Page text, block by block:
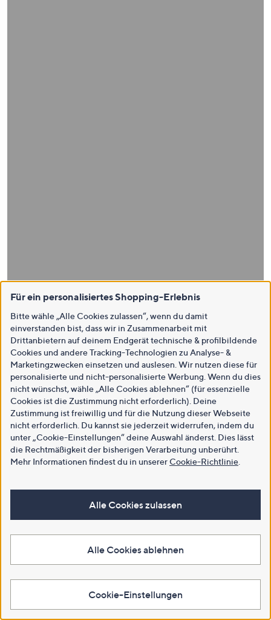
Für ein personalisiertes Shopping-Erlebnis
Bitte wähle „Alle Cookies zulassen“, wenn du damit
einverstanden bist, dass wir in Zusammenarbeit mit
Drittanbietern auf deinem Endgerät technische & profilbildende
Cookies und andere Tracking-Technologien zu Analyse- &
Marketingzwecken einsetzen und auslesen. Wir nutzen diese für
personalisierte und nicht-personalisierte Werbung. Wenn du dies
nicht wünschst, wähle „Alle Cookies ablehnen“ (für essenzielle
Cookies ist die Zustimmung nicht erforderlich). Deine
Zustimmung ist freiwillig und für die Nutzung dieser Webseite
nicht erforderlich. Du kannst sie jederzeit widerrufen, indem du
unter „Cookie-Einstellungen“ deine Auswahl änderst. Dies lässt
die Rechtmäßigkeit der bisherigen Verarbeitung unberührt.
Mehr Informationen findest du in unsererCookie-Richtlinie
Alle Cookies zulassen
Alle Cookies ablehnen
Cookie-Einstellungen